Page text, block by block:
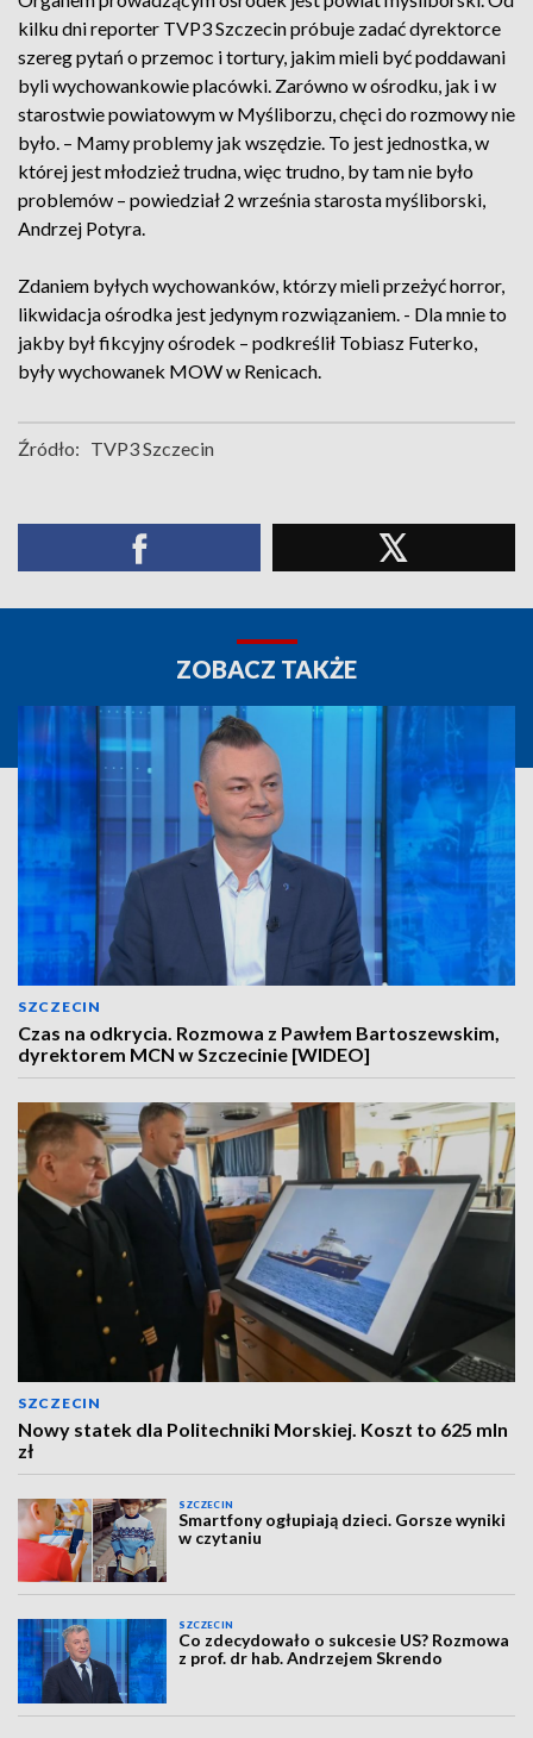
kilku dni reporter TVP3 Szczecin próbuje zadać dyrektorce
szereg pytań o przemoc i tortury, jakim mieli być poddawani
byli wychowankowie placówki. Zarówno w ośrodku, jak i w
starostwie powiatowym w Myśliborzu, chęci do rozmowy nie
było. – Mamy problemy jak wszędzie. To jest jednostka, w
której jest młodzież trudna, więc trudno, by tam nie było
problemów – powiedział 2 września starosta myśliborski,
Andrzej Potyra.
Zdaniem byłych wychowanków, którzy mieli przeżyć horror,
likwidacja ośrodka jest jedynym rozwiązaniem. - Dla mnie to
jakby był fikcyjny ośrodek – podkreślił Tobiasz Futerko,
były wychowanek MOW w Renicach.
Źródło: TVP3 Szczecin
ZOBACZ TAKŻE
SZCZECIN
Czas na odkrycia. Rozmowa z Pawłem Bartoszewskim,
dyrektorem MCN w Szczecinie [WIDEO]
SZCZECIN
Nowy statek dla Politechniki Morskiej. Koszt to 625 mln
zł
SZCZECIN
Smartfony ogłupiają dzieci. Gorsze wyniki
w czytaniu
SZCZECIN
Co zdecydowało o sukcesie US? Rozmowa
z prof. dr hab. Andrzejem Skrendo